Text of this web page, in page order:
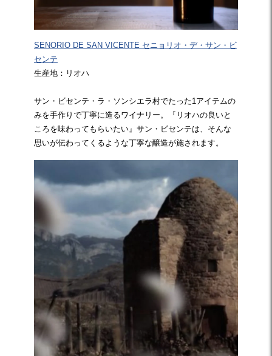
SENORIO DE SAN VICENTE セニョリオ・デ・サン・ビ
センテ
生産地：リオハ
サン・ビセンテ・ラ・ソンシエラ村でたった1アイテムの
みを手作りで丁寧に造るワイナリー。『リオハの良いと
ころを味わってもらいたい』サン・ビセンテは、そんな
思いが伝わってくるような丁寧な醸造が施されます。